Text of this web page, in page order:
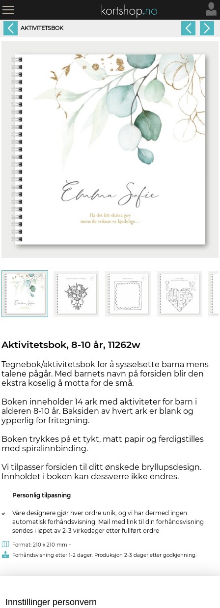
AKTIVITETSBOK
Aktivitetsbok, 8-10 år, 11262w
Tegnebok/aktivitetsbok for å sysselsette barna mens
talene pågår. Med barnets navn på forsiden blir den
ekstra koselig å motta for de små.
Boken inneholder 14 ark med aktiviteter for barn i
alderen 8-10 år. Baksiden av hvert ark er blank og
ypperlig for fritegning.
Boken trykkes på et tykt, matt papir og ferdigstilles
med spiralinnbinding.
Vi tilpasser forsiden til ditt ønskede bryllupsdesign.
Innholdet i boken kan dessverre ikke endres.
Personlig tilpasning
Våre designere gjør hver ordre unik, og vi har dermed ingen
automatisk forhåndsvisning. Mail med link til din forhåndsvisning
sendes i løpet av 2-3 virkedager etter fullført ordre
Format: 210 x 210 mm -
Forhåndsvisning etter 1-2 dager. Produksjon 2-3 dager etter godkjenning.
Innstillinger personvern